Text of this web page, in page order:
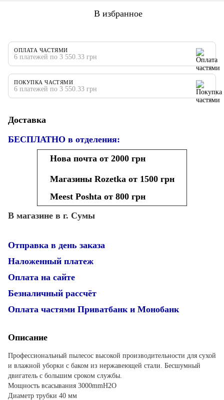
В избранное
ОПЛАТА ЧАСТЯМИ
6 платежей по 3 550.33 грн
ПОКУПКА ЧАСТЯМИ
6 платежей по 3 550.33 грн
Доставка
БЕСПЛАТНО в отделения:
Нова почта от 2000 грн
Магазины Rozetka от 1500 грн
Meest Poshta от 800 грн
В магазине в г. Сумы
Отправка в день заказа
Наложенный платеж
Оплата на сайте
Безналичный рассчёт
Оплата частями Приватбанк и Монобанк
Описание
Профессиональный пылесос высокой производительности для сухой
и влажной уборки с баком из нержавеющей стали. Бесшумный
двигатель с большим сроком службы.
Мощность всасывания 3000mmH2O
Диаметр трубки 40 мм